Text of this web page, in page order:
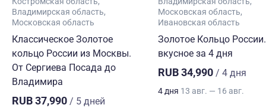
Владимирская область
Московская область
Классическое Золотое
кольцо России из Москвы.
От Сергиева Посада до
Владимира
RUB 37,990 / 5 дней
Московская область
Ивановская область
Золотое Кольцо
вкусное за 4 дня
RUB 34,990 / 4 дня
4 дня 13 авг. — 16 авг.